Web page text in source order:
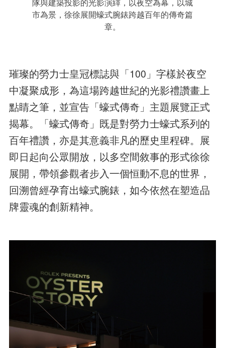
市為景，徐徐展開蠔式腕錶跨越百年的傳奇篇
章。
璀璨的勞力士皇冠標誌與「100」字樣於夜空
中凝聚成形，為這場跨越世紀的光影禮讚畫上
點睛之筆，並宣告「蠔式傳奇」主題展覽正式
揭幕。「蠔式傳奇」既是對勞力士蠔式系列的
百年禮讚，亦是其意義非凡的歷史里程碑。展
即日起向公眾開放，以多空間敘事的形式徐徐
展開，帶領參觀者步入一個恒動不息的世界，
回溯曾經孕育出蠔式腕錶，如今依然在塑造品
牌靈魂的創新精神。